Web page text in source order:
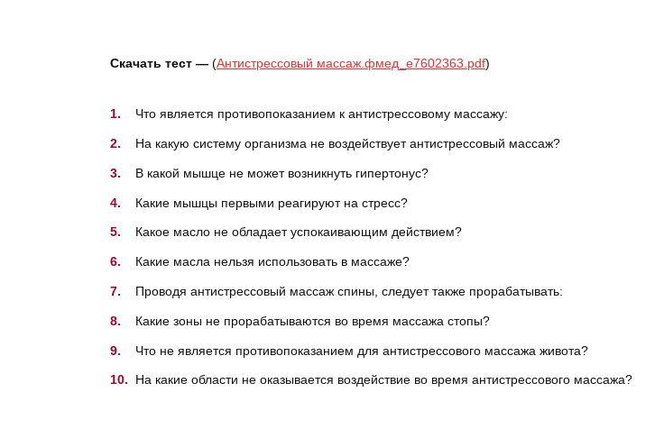
Скачать тест — (Антистрессовый массаж.фмед_e7602363.pdf)
Что является противопоказанием к антистрессовому массажу:
На какую систему организма не воздействует антистрессовый массаж?
В какой мышце не может возникнуть гипертонус?
Какие мышцы первыми реагируют на стресс?
Какое масло не обладает успокаивающим действием?
Какие масла нельзя использовать в массаже?
Проводя антистрессовый массаж спины, следует также прорабатывать:
Какие зоны не прорабатываются во время массажа стопы?
Что не является противопоказанием для антистрессового массажа живота?
На какие области не оказывается воздействие во время антистрессового массажа?